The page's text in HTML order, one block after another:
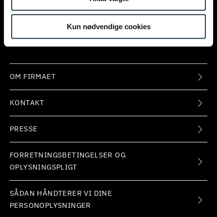
Kun nødvendige cookies
3900 NUUK
OM FIRMAET
KONTAKT
PRESSE
FORRETNINGSBETINGELSER OG
OPLYSNINGSPLIGT
SÅDAN HÅNDTERER VI DINE
PERSONOPLYSNINGER